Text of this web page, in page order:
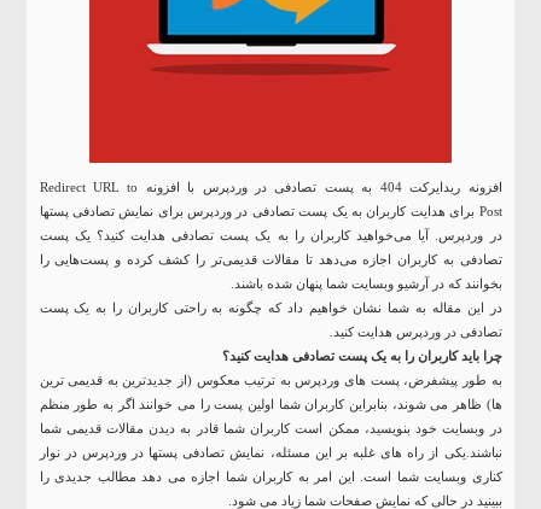
افزونه ریدایرکت 404 به پست تصادفی در وردپرس با افزونه Redirect URL to
Post برای هدایت کاربران به یک پست تصادفی در وردپرس برای نمایش تصادفی پستها
در وردپرس. آیا می‌خواهید کاربران را به یک پست تصادفی هدایت کنید؟ یک پست
تصادفی به کاربران اجازه می‌دهد تا مقالات قدیمی‌تر را کشف کرده و پست‌هایی را
بخوانند که در آرشیو وبسایت شما پنهان شده‌ باشند.
در این مقاله به شما نشان خواهیم داد که چگونه به راحتی کاربران را به یک پست
تصادفی در وردپرس هدایت کنید.
چرا باید کاربران را به یک پست تصادفی هدایت کنید؟
به طور پیشفرض، پست های وردپرس به ترتیب معکوس (از جدیدترین به قدیمی ترین
ها) ظاهر می شوند، بنابراین کاربران شما اولین پست را می خوانند اگر به طور منظم
در وبسایت خود بنویسید، ممکن است کاربران شما قادر به دیدن مقالات قدیمی شما
نباشند.یکی از راه های غلبه بر این مسئله، نمایش تصادفی پستها در وردپرس در نوار
کناری وبسایت شما است. این امر به کاربران شما اجازه می دهد مطالب جدیدی را
ببینید در حالی که نمایش صفحات شما زیاد می شود.